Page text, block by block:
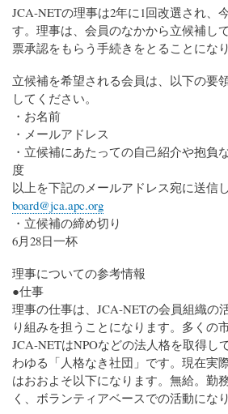
JCA-NETの理事は2年に1回改選され、
す。理事は、会員のなかから立候補し
票承認をもらう手続きをとることになり
立候補を希望される会員は、以下の要
してください。
・お名前
・メールアドレス
・立候補にあたっての自己紹介や抱負
度
以上を下記のメールアドレス宛に送信
board@jca.apc.org
・立候補の締め切り
6月28日一杯
理事についての参考情報
●仕事
理事の仕事は、JCA-NETの会員組織の
り組みを担うことになります。多くの
JCA-NETはNPOなどの法人格を取得し
わゆる「人格なき社団」です。現在実
はおおよそ以下になります。無給。勤
く、ボランティアベースでの活動になり